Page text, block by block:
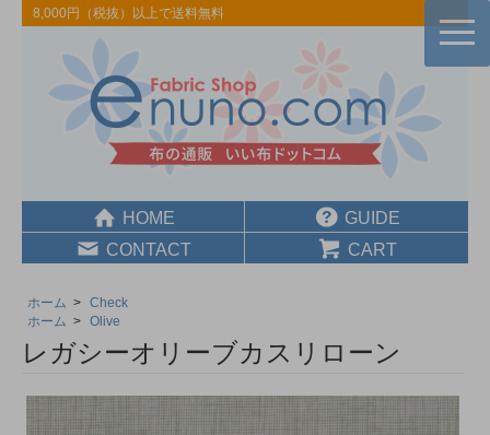
8,000円（税抜）以上で送料無料
HOME
GUIDE
CONTACT
CART
ホーム > Check
ホーム > Olive
レガシーオリーブカスリローン